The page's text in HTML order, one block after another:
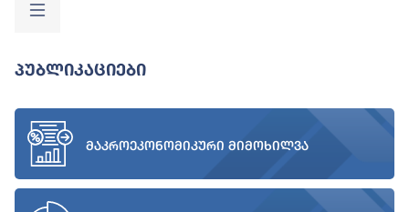
Პუბლიკაციები
მაკროეკონომიკური მიმოხილვა